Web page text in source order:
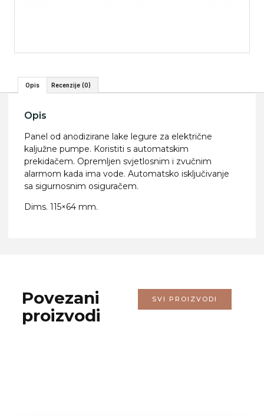
Opis Recenzije (0)
Opis
Panel od anodizirane lake legure za električne
kaljužne pumpe. Koristiti s automatskim
prekidačem. Opremljen svjetlosnim i zvučnim
alarmom kada ima vode. Automatsko isključivanje
sa sigurnosnim osiguračem.
Dims. 115×64 mm.
Povezani
proizvodi
SVI PROIZVODI